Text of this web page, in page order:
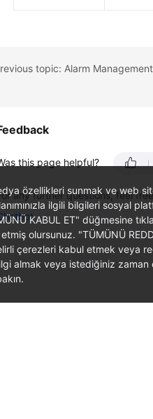
topic: Alarm Management
this page helpful?
any further questions, feel
özellikleri sunmak ve web
ilgili bilgileri sosyal
KABUL ET" düğmesine
etmiş olursunuz. "TÜMÜNÜ
çerezleri kabul etmek veya
almak veya istediğiniz